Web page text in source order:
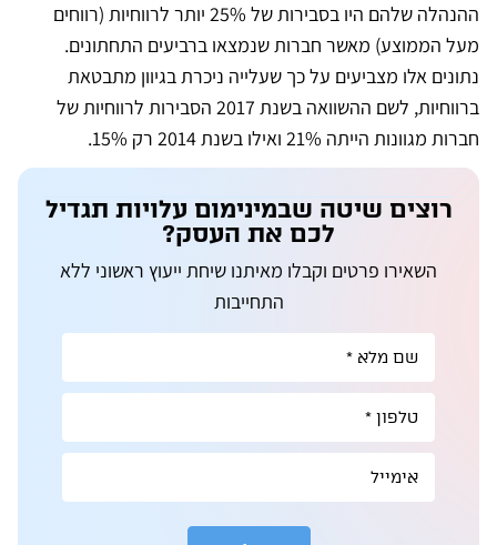
ההנהלה שלהם היו בסבירות של 25% יותר לרווחיות (רווחים
מעל הממוצע) מאשר חברות שנמצאו ברביעים התחתונים.
נתונים אלו מצביעים על כך שעלייה ניכרת בגיוון מתבטאת
ברווחיות, לשם ההשוואה בשנת 2017 הסבירות לרווחיות של
חברות מגוונות הייתה 21% ואילו בשנת 2014 רק 15%.
רוצים שיטה שבמינימום עלויות תגדיל
לכם את העסק?
השאירו פרטים וקבלו מאיתנו שיחת ייעוץ ראשוני ללא
התחייבות